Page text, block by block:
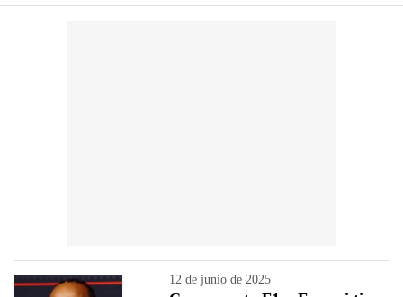
12 de junio de 2025